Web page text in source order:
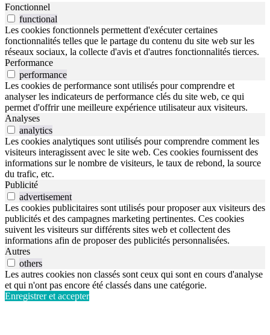
Fonctionnel
functional
Les cookies fonctionnels permettent d'exécuter certaines
fonctionnalités telles que le partage du contenu du site web sur les
réseaux sociaux, la collecte d'avis et d'autres fonctionnalités tierces.
Performance
performance
Les cookies de performance sont utilisés pour comprendre et
analyser les indicateurs de performance clés du site web, ce qui
permet d'offrir une meilleure expérience utilisateur aux visiteurs.
Analyses
analytics
Les cookies analytiques sont utilisés pour comprendre comment les
visiteurs interagissent avec le site web. Ces cookies fournissent des
informations sur le nombre de visiteurs, le taux de rebond, la source
du trafic, etc.
Publicité
advertisement
Les cookies publicitaires sont utilisés pour proposer aux visiteurs des
publicités et des campagnes marketing pertinentes. Ces cookies
suivent les visiteurs sur différents sites web et collectent des
informations afin de proposer des publicités personnalisées.
Autres
others
Les autres cookies non classés sont ceux qui sont en cours d'analyse
et qui n'ont pas encore été classés dans une catégorie.
Enregistrer et accepter